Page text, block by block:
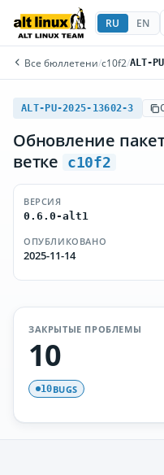
RU EN
Все бюллетени/c10f2/ALT-
ALT-PU-2025-13602-3
Обновление
ветке
c10f2
ВЕРСИЯ
0.6.0-alt1
ОПУБЛИКОВАНО
2025-11-14
ЗАКРЫТЫЕ ПРОБЛЕМЫ
10
10BUGS